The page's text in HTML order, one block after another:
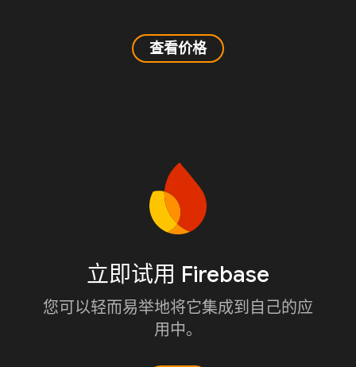
查看价格
立即试用 Firebase
您可以轻而易举地将它集成到自己的应
用中。